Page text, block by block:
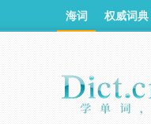
海词 权威词典